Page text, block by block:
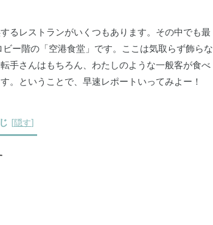
るレストランがいくつもあります。その中でも最
ー階の「空港食堂」です。ここは気取らず飾らな
手さんはもちろん、わたしのような一般客が食べ
。ということで、早速レポートいってみよー！
[隠す]